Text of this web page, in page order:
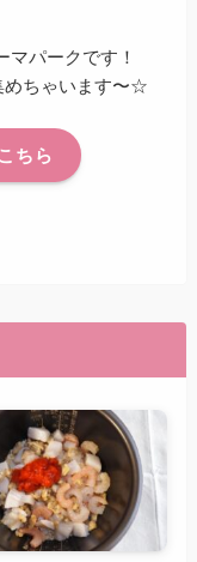
マパークです！
めちゃいます〜☆
ちら